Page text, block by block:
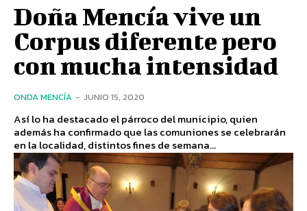
Doña Mencía vive un
Corpus diferente pero
con mucha intensidad
ONDA MENCÍA - JUNIO 15, 2020
Así lo ha destacado el párroco del municipio, quien
además ha confirmado que las comuniones se celebrarán
en la localidad, distintos fines de semana...